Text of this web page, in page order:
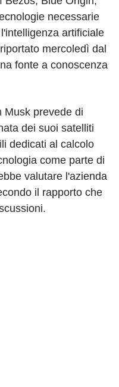
necessarie
artificiale
mercoledì dal
fonte a conoscenza
Musk prevede di
dei suoi satelliti
dedicati al calcolo
come parte di
valutare l'azienda
il rapporto che